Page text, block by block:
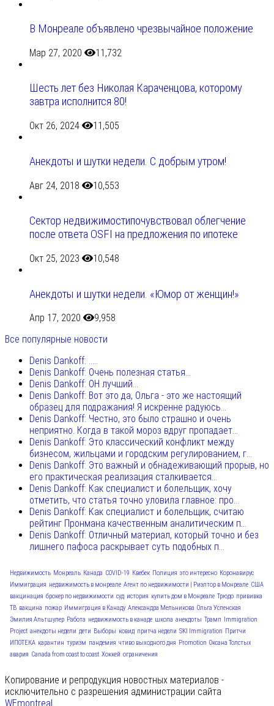
В Монреале объявлено чрезвычайное положение
Мар 27, 2020 11,732
Шесть лет без Николая Караченцова, которому
завтра исполнится 80!
Окт 26, 2024 11,505
Анекдоты и шутки недели. С добрым утром!
Авг 24, 2018 10,553
Сектор недвижимостипочувствовал облегчение
после ответа OSFI на предложения по ипотеке
Окт 25, 2023 10,548
Анекдоты и шутки недели. «Юмор от женщин!»
Апр 17, 2020
9,958
Все популярные новости
Denis Dankoff: .....
Denis Dankoff: Очень полезная статья...
Denis Dankoff: ОН лучший...
Denis Dankoff: Вот это да, Ольга - это же настоящий
образец для подражания! Я искренне радуюсь...
Denis Dankoff: Честно, это было страшно и очень
неприятно. Когда в такой мороз вдруг пропадает...
Denis Dankoff: Это классический конфликт между
бизнесом, жильцами и городским регулированием, г...
Denis Dankoff: Это важный и обнадеживающий прорыв, но
его практическая реализация сталкивается...
Denis Dankoff: Как специалист и болельщик, хочу
отметить, что статья точно уловила главное: про...
Denis Dankoff: Как специалист и болельщик, считаю
рейтинг Пронмана качественным аналитическим п...
Denis Dankoff: Отличный материал, который точно и без
лишнего пафоса раскрывает суть подобных п...
Недвижимость Монреаль Канада COVID-19 Квебек Полиция это интересно Коронавирус
Иммиграция недвижимость в монреале Агент по недвижимости | Риэлтор в Монреале США
вакцинация брокер по недвижимости суд история купить дом в Монреале Трюдо прививка
ТВ вакцина пожар Иммиграция в Канаду Александра Мельникова Ольга Успенская
Эмилия Альтшулер Работа недвижимость в канаде школа анекдоты Трамп
Immigration
Project анекдоты недели дети Выборы ковид притча недели SKI Immigration Притчи
ИПОТЕКА карантин туризм пандемия чтиво выходного дня Promotion Оксана Толстых
авария Canada from coast to coast Хоккей ограничения
Копирование и репродукция новостных материалов -
исключительно с разрешения администрации сайта
WEmontreal